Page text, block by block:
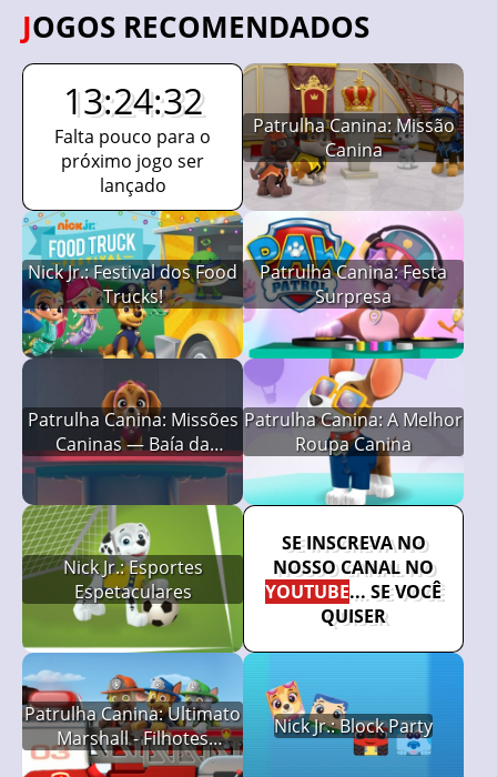
JOGOS RECOMENDADOS
13:24:31
Falta pouco para o
próximo jogo ser
lançado
Patrulha Canina: Missão
Canina
Nick Jr.: Festival dos Food
Trucks!
Patrulha Canina: Festa
Surpresa
Patrulha Canina: Missões
Caninas — Baía da
Aventura
Patrulha Canina: A Melhor
Roupa Canina
Nick Jr.: Esportes
Espetaculares
SE INSCREVA NO
NOSSO CANAL NO
YOUTUBE... SE VOCÊ
QUISER
Patrulha Canina: Ultimato
Marshall - Filhotes
Bombeiros
Nick Jr.: Block Party